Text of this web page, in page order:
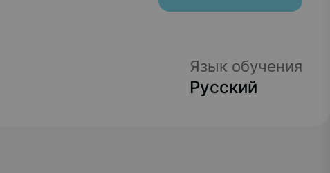
Язык обучения
Русский